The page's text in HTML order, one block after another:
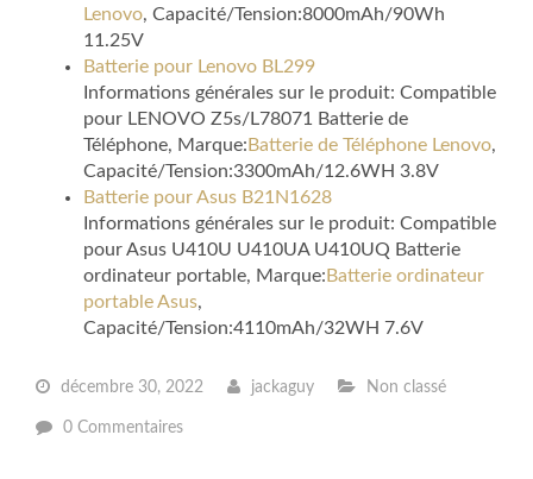
Lenovo, Capacité/Tension:8000mAh/90Wh
11.25V
Batterie pour Lenovo BL299
Informations générales sur le produit: Compatible
pour LENOVO Z5s/L78071 Batterie de
Téléphone, Marque: Batterie de Téléphone Lenovo,
Capacité/Tension:3300mAh/12.6WH 3.8V
Batterie pour Asus B21N1628
Informations générales sur le produit: Compatible
pour Asus U410U U410UA U410UQ Batterie
ordinateur portable, Marque: Batterie ordinateur
portable Asus,
Capacité/Tension:4110mAh/32WH 7.6V
décembre 30, 2022 jackaguy Non classé
0 Commentaires